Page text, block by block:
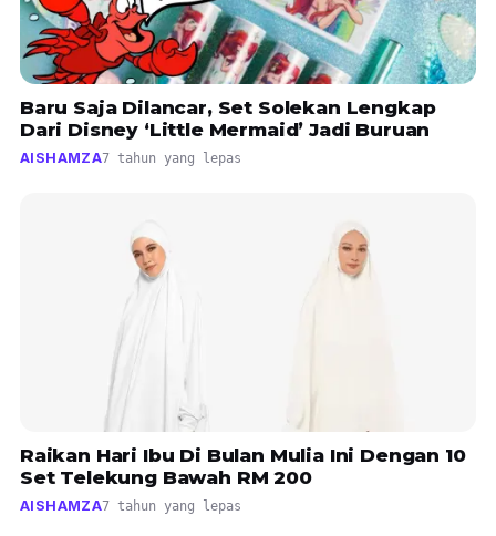
Baru Saja Dilancar, Set Solekan Lengkap
Dari Disney ‘Little Mermaid’ Jadi Buruan
AISHAMZA7 tahun yang lepas
Raikan Hari Ibu Di Bulan Mulia Ini Dengan 10
Set Telekung Bawah RM 200
AISHAMZA7 tahun yang lepas